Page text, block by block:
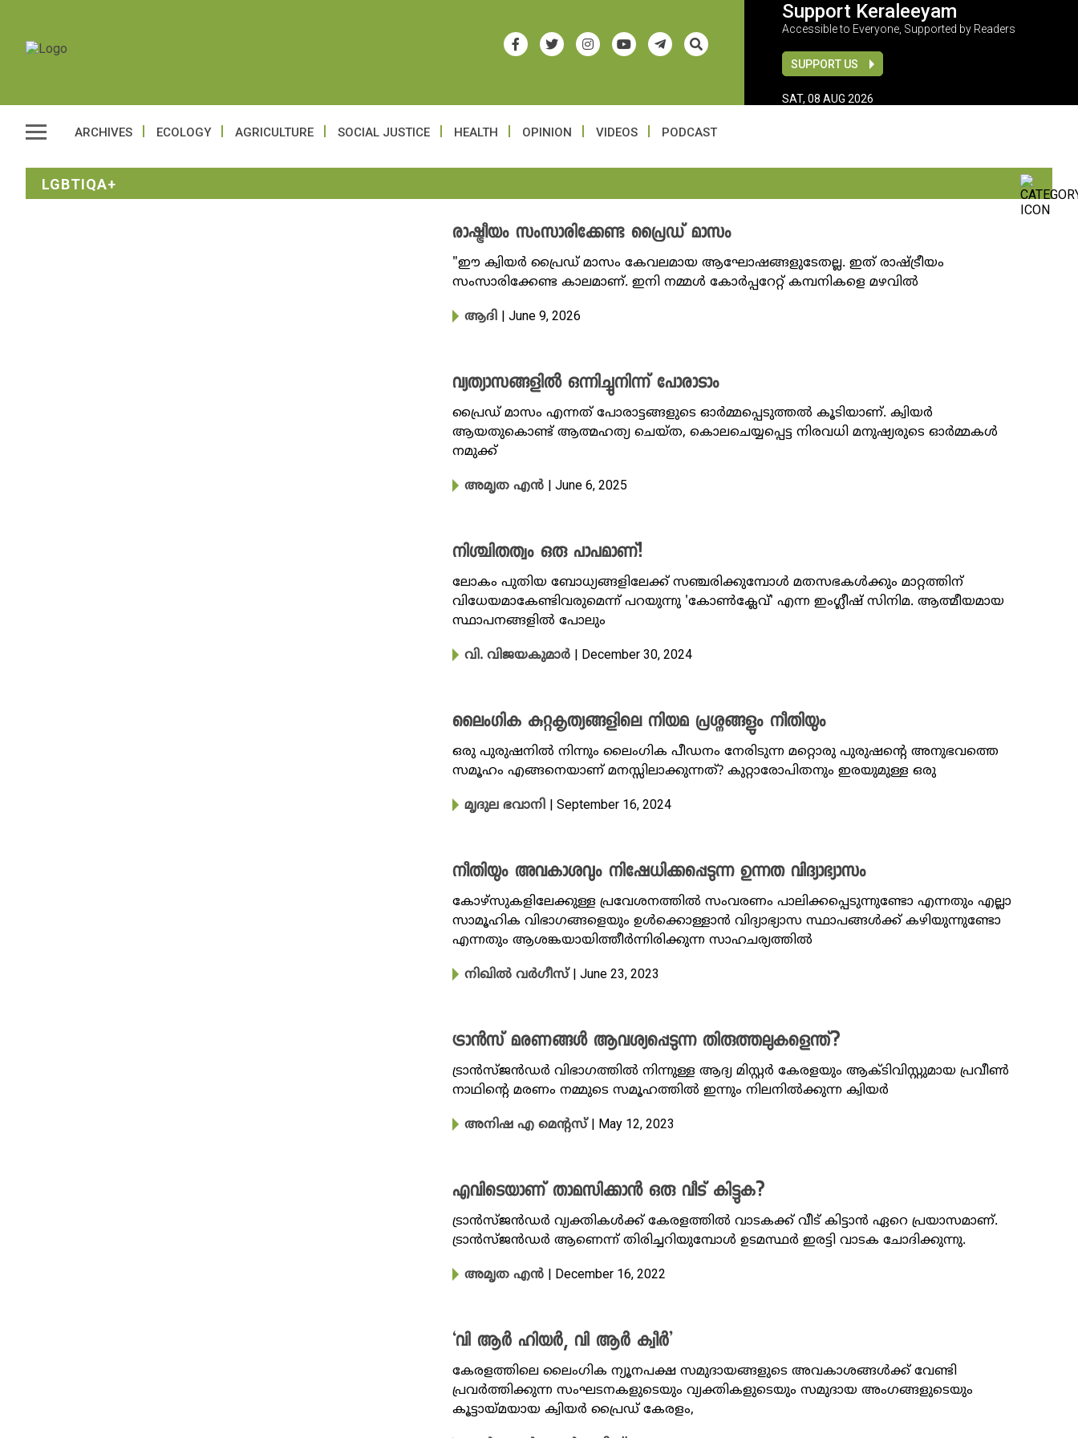
Support Keraleeyam
Accessible to Everyone, Supported by Readers
SUPPORT US
SAT, 08 AUG 2026
ARCHIVES ECOLOGY AGRICULTURE SOCIAL JUSTICE HEALTH OPINION VIDEOS PODCAST
LGBTIQA+
രാഷ്ട്രീയം സംസാരിക്കേണ്ട പ്രൈഡ് മാസം
"ഈ ക്വിയർ പ്രൈഡ് മാസം കേവലമായ ആഘോഷങ്ങളുടേതല്ല. ഇത് രാഷ്ട്രീയം
സംസാരിക്കേണ്ട കാലമാണ്. ഇനി നമ്മൾ കോർപ്പറേറ്റ് കമ്പനികളെ മഴവിൽ
ആദി | June 9, 2026
വ്യത്യാസങ്ങളിൽ ഒന്നിച്ചുനിന്ന് പോരാടാം
പ്രൈഡ് മാസം എന്നത് പോരാട്ടങ്ങളുടെ ഓർമ്മപ്പെടുത്തൽ കൂടിയാണ്. ക്വിയർ
ആയതുകൊണ്ട് ആത്മഹത്യ ചെയ്ത, കൊലചെയ്യപ്പെട്ട നിരവധി മനുഷ്യരുടെ ഓർമ്മകൾ
നമുക്ക്
അമൃത എൻ | June 6, 2025
നിശ്ചിതത്വം ഒരു പാപമാണ്!
ലോകം പുതിയ ബോധ്യങ്ങളിലേക്ക് സഞ്ചരിക്കുമ്പോൾ മതസഭകൾക്കും മാറ്റത്തിന്
വിധേയമാകേണ്ടിവരുമെന്ന് പറയുന്നു 'കോൺക്ലേവ്' എന്ന ഇം​ഗ്ലീഷ് സിനിമ. ആത്മീയമായ
സ്ഥാപനങ്ങളിൽ പോലും
വി. വിജയകുമാർ | December 30, 2024
ലൈംഗിക കുറ്റകൃത്യങ്ങളിലെ നിയമ പ്രശ്നങ്ങളും നീതിയും
ഒരു പുരുഷനിൽ നിന്നും ലൈംഗിക പീഡനം നേരിടുന്ന മറ്റൊരു പുരുഷന്റെ അനുഭവത്തെ
സമൂഹം എങ്ങനെയാണ് മനസ്സിലാക്കുന്നത്? കുറ്റാരോപിതനും ഇരയുമുള്ള ഒരു
മൃദുല ഭവാനി | September 16, 2024
നീതിയും അവകാശവും നിഷേധിക്കപ്പെടുന്ന ഉന്നത വിദ്യാഭ്യാസം
കോഴ്സുകളിലേക്കുള്ള പ്രവേശനത്തിൽ സംവരണം പാലിക്കപ്പെടുന്നുണ്ടോ എന്നതും എല്ലാ
സാമൂഹിക വിഭാഗങ്ങളെയും ഉൾക്കൊള്ളാൻ വിദ്യാഭ്യാസ സ്ഥാപങ്ങൾക്ക് കഴിയുന്നുണ്ടോ
എന്നതും ആശങ്കയായിത്തീർന്നിരിക്കുന്ന സാഹചര്യത്തിൽ
നിഖില്‍ വര്‍ഗീസ്‌ | June 23, 2023
ട്രാൻസ് മരണങ്ങൾ ആവശ്യപ്പെടുന്ന തിരുത്തലുകളെന്ത്?
ട്രാൻസ്ജൻഡർ വിഭാ​ഗത്തിൽ നിന്നുള്ള ആദ്യ മിസ്റ്റർ കേരളയും ആക്ടിവിസ്റ്റുമായ പ്രവീൺ
നാഥിന്റെ മരണം നമ്മുടെ സമൂഹത്തിൽ ഇന്നും നിലനിൽക്കുന്ന ക്വിയർ
അനിഷ എ മെന്റസ് | May 12, 2023
എവിടെയാണ് താമസിക്കാൻ ഒരു വീട് കിട്ടുക?
ട്രാൻസ്‌ജൻഡർ വ്യക്തികൾക്ക് കേരളത്തിൽ വാടകക്ക് വീട് കിട്ടാൻ ഏറെ പ്രയാസമാണ്.
ട്രാൻസ്ജൻഡർ ആണെന്ന് തിരിച്ചറിയുമ്പോൾ ഉടമസ്ഥർ ഇരട്ടി വാടക ചോദിക്കുന്നു.
അമൃത എൻ | December 16, 2022
‘വി ആർ ഹിയർ, വി ആർ ക്വീർ’
കേരളത്തിലെ ലൈംഗിക ന്യൂനപക്ഷ സമുദായങ്ങളുടെ അവകാശങ്ങള്‍ക്ക് വേണ്ടി
പ്രവര്‍ത്തിക്കുന്ന സംഘടനകളുടെയും വ്യക്തികളുടെയും സമുദായ അംഗങ്ങളുടെയും
കൂട്ടായ്മയായ ക്വിയർ പ്രൈഡ് കേരളം,